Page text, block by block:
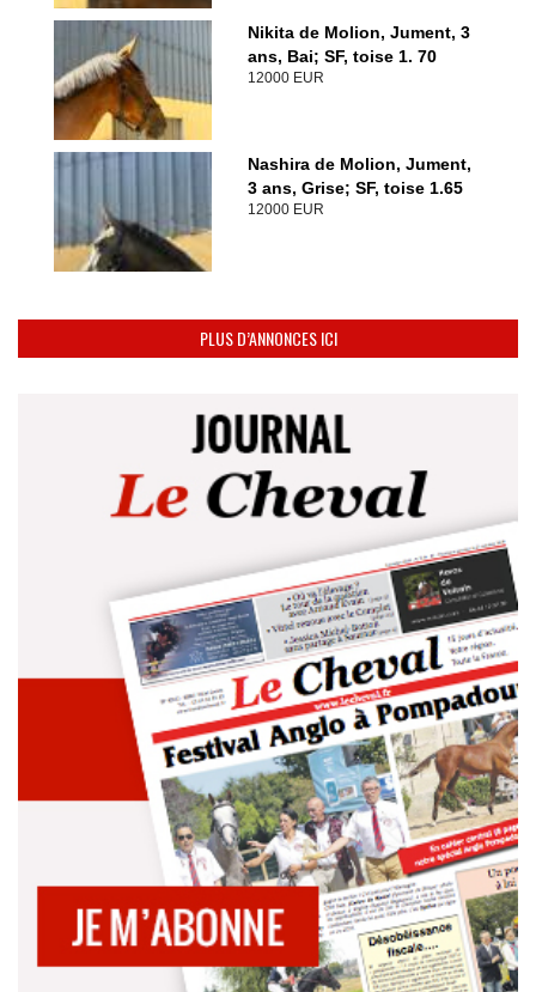
Nikita de Molion, Jument, 3
ans, Bai; SF, toise 1. 70
12000 EUR
Nashira de Molion, Jument,
3 ans, Grise; SF, toise 1.65
12000 EUR
PLUS D’ANNONCES ICI